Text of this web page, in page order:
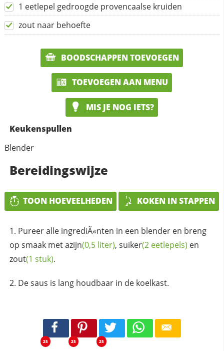
1 eetlepel gedroogde provencaalse kruiden
zout naar behoefte
BOODSCHAPPEN TOEVOEGEN
TOEVOEGEN AAN MENU
MIS JE NOG IETS?
Keukenspullen
Blender
Bereidingswijze
TOON HOEVEELHEDEN KOKEN IN STAPPEN
Pureer alle ingrediÃ«nten in een blender en breng
op smaak metazijn(0,5 liter), suiker(2 eetlepels) en
zout(1 stuk).
De saus is lang houdbaar in de koelkast.
25 25 25